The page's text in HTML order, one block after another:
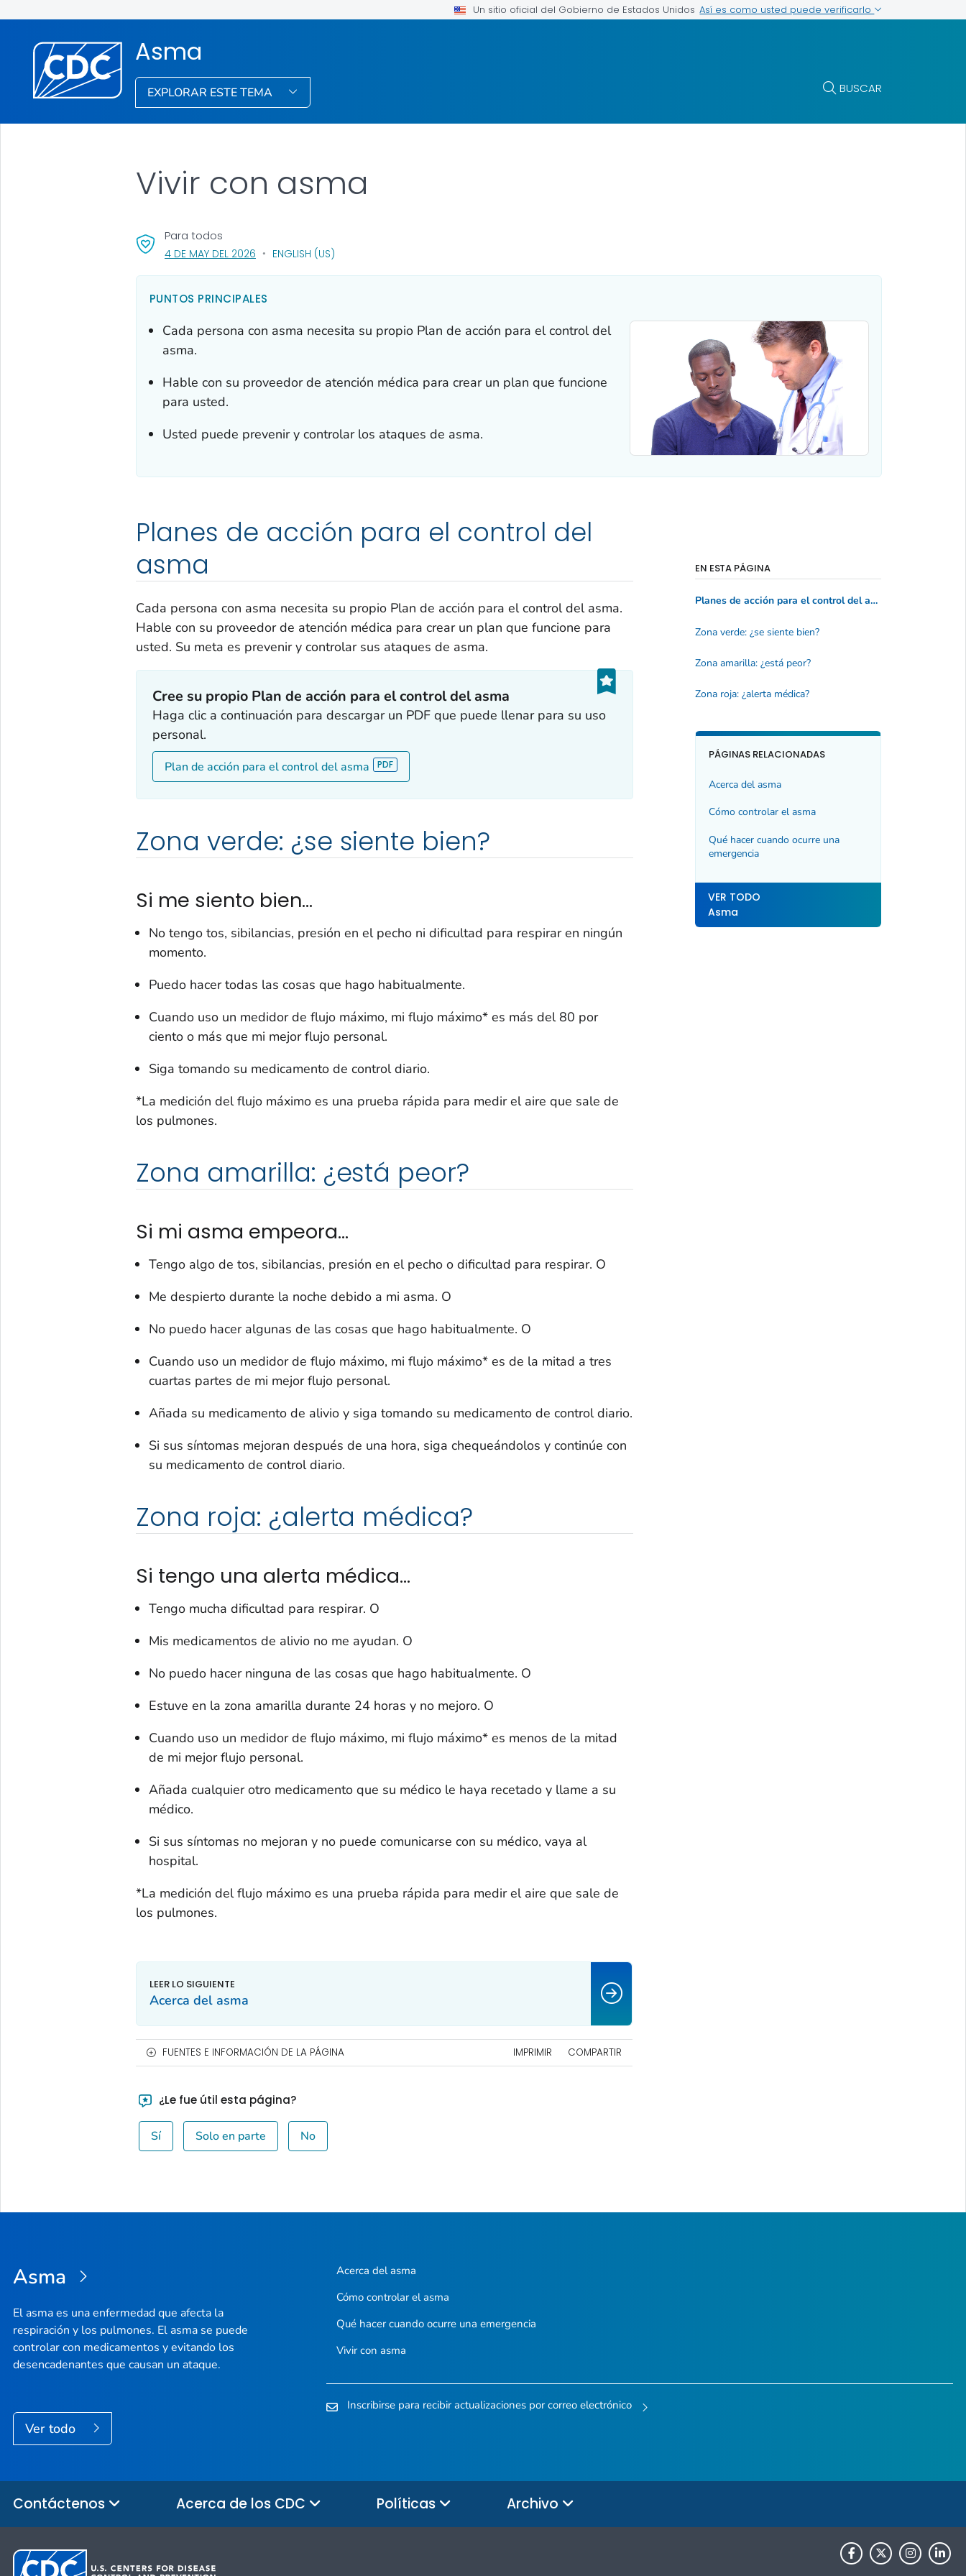
Un sitio oficial del Gobierno de Estados Unidos Así es como usted puede verificarlo
Asma
EXPLORAR ESTE TEMA BUSCAR
Vivir con asma
Para todos
4 DE MAY DEL 2026, VISIT LINK FOR DETAILS.
ENGLISH (US)
PUNTOS PRINCIPALES
Cada persona con asma necesita su propio Plan de acción para el control del
asma.
Hable con su proveedor de atención médica para crear un plan que funcione
para usted.
Usted puede prevenir y controlar los ataques de asma.
Planes de acción para el control del
asma
Cada persona con asma necesita su propio Plan de acción para el control del asma.
Hable con su proveedor de atención médica para crear un plan que funcione para
usted. Su meta es prevenir y controlar sus ataques de asma.
Cree su propio Plan de acción para el control del asma
Haga clic a continuación para descargar un PDF que puede llenar para su uso
personal.
Plan de acción para el control del asma
Zona verde: ¿se siente bien?
Si me siento bien...
No tengo tos, sibilancias, presión en el pecho ni dificultad para respirar en ningún
momento.
Puedo hacer todas las cosas que hago habitualmente.
Cuando uso un medidor de flujo máximo, mi flujo máximo* es más del 80 por
ciento o más que mi mejor flujo personal.
Siga tomando su medicamento de control diario.
*La medición del flujo máximo es una prueba rápida para medir el aire que sale de
los pulmones.
Zona amarilla: ¿está peor?
Si mi asma empeora...
Tengo algo de tos, sibilancias, presión en el pecho o dificultad para respirar. O
Me despierto durante la noche debido a mi asma. O
No puedo hacer algunas de las cosas que hago habitualmente. O
Cuando uso un medidor de flujo máximo, mi flujo máximo* es de la mitad a tres
cuartas partes de mi mejor flujo personal.
Añada su medicamento de alivio y siga tomando su medicamento de control diario.
Si sus síntomas mejoran después de una hora, siga chequeándolos y continúe con
su medicamento de control diario.
Zona roja: ¿alerta médica?
Si tengo una alerta médica...
Tengo mucha dificultad para respirar. O
Mis medicamentos de alivio no me ayudan. O
No puedo hacer ninguna de las cosas que hago habitualmente. O
Estuve en la zona amarilla durante 24 horas y no mejoro. O
Cuando uso un medidor de flujo máximo, mi flujo máximo* es menos de la mitad
de mi mejor flujo personal.
Añada cualquier otro medicamento que su médico le haya recetado y llame a su
médico.
Si sus síntomas no mejoran y no puede comunicarse con su médico, vaya al
hospital.
*La medición del flujo máximo es una prueba rápida para medir el aire que sale de
los pulmones.
EN ESTA PÁGINA
Planes de acción para el control del asma
Zona verde: ¿se siente bien?
Zona amarilla: ¿está peor?
Zona roja: ¿alerta médica?
PÁGINAS RELACIONADAS
Acerca del asma
Cómo controlar el asma
Qué hacer cuando ocurre una
emergencia
VER TODO
Asma
Acerca del asma
FUENTES E INFORMACIÓN DE LA PÁGINA IMPRIMIR COMPARTIR
¿Le fue útil esta página?
Sí Solo en parte No
Asma
El asma es una enfermedad que afecta la
respiración y los pulmones. El asma se puede
controlar con medicamentos y evitando los
desencadenantes que causan un ataque.
Ver todo
Acerca del asma
Cómo controlar el asma
Qué hacer cuando ocurre una emergencia
Vivir con asma
Inscribirse para recibir actualizaciones por correo electrónico
Contáctenos Acerca de los CDC Políticas Archivo